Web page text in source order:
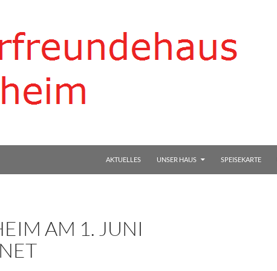
AKTUELLES UNSER HAUS SPEISEKARTE
AM 1. JUNI